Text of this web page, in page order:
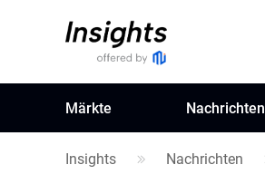
Märkte Nachrichten
Insights Nachrichten